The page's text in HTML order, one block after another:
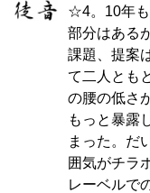
☆4。10年も
部分はある
課題、提案
て二人とも
の腰の低さ
もっと暴露
まった。だ
囲気がチラ
レーベルで